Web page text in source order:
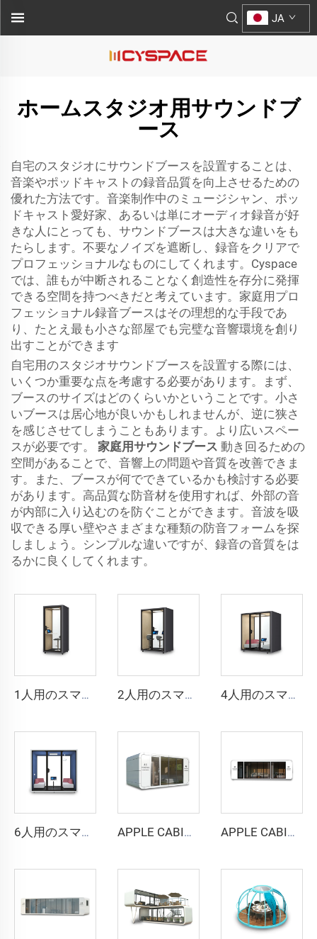
JA
ホームスタジオ用サウンドブ
ース
自宅のスタジオにサウンドブースを設置することは、
音楽やポッドキャストの録音品質を向上させるための
優れた方法です。音楽制作中のミュージシャン、ポッ
ドキャスト愛好家、あるいは単にオーディオ録音が好
きな人にとっても、サウンドブースは大きな違いをも
たらします。不要なノイズを遮断し、録音をクリアで
プロフェッショナルなものにしてくれます。Cyspace
では、誰もが中断されることなく創造性を存分に発揮
できる空間を持つべきだと考えています。家庭用プロ
フェッショナル録音ブースはその理想的な手段であ
り、たとえ最も小さな部屋でも完璧な音響環境を創り
出すことができます
自宅用のスタジオサウンドブースを設置する際には、
いくつか重要な点を考慮する必要があります。まず、
ブースのサイズはどのくらいかということです。小さ
いブースは居心地が良いかもしれませんが、逆に狭さ
を感じさせてしまうこともあります。より広いスペー
スが必要です。 家庭用サウンドブース 動き回るための
空間があることで、音響上の問題や音質を改善できま
す。また、ブースが何でできているかも検討する必要
があります。高品質な防音材を使用すれば、外部の音
が内部に入り込むのを防ぐことができます。音波を吸
収できる厚い壁やさまざまな種類の防音フォームを探
しましょう。シンプルな違いですが、録音の音質をは
るかに良くしてくれます。
1人用のスマートで防音性の高いブース - Cyspace Y PROシリーズ 2人用のスマートで防音性の高いブース - Cyspace Y PROシリーズ 4人用のスマートで防音ブース - Cyspace Y PROシリーズ
6人用のスマートで防音性の高いブース - Cyspace Y PROシリーズ APPLE CABIN CAPSULE HOUSE -Cyspace A6シリーズ APPLE CABIN CAPSULE HOUSE -Cyspace A9シリーズ